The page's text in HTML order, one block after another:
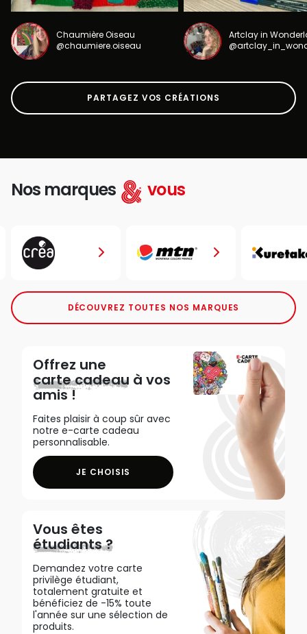
Chaumière Oiseau
@chaumiere.oiseau
Artclay in
PARTAGEZ VOS CRÉATIONS
Nos marques vous
DÉCOUVREZ TOUTES NOS MARQUES
Offrez une
carte cadeau à vos
amis !
Faites plaisir à coup sûr avec
notre e-carte cadeau
personnalisable.
JE CHOISIS
Vous êtes
étudiants ?
Demandez votre carte
privilège étudiant,
totalement gratuite et
bénéficiez de -15% toute
l'année sur une sélection de
produits.